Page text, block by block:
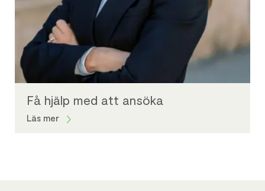
Få hjälp med att ansöka
Läs mer